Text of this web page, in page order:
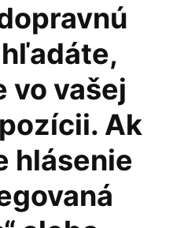
vo vašej
Ak
hlásenie